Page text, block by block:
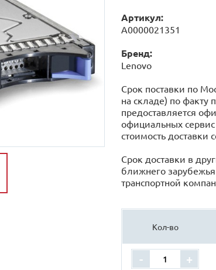
Артикул:
А0000021351
Бренд:
Lenovo
Срок поставки по
на складе) по факту
предоставляется
официальных сервис
стоимость доставки
Срок доставки в
ближнего
транспортной
Кол-во
- +